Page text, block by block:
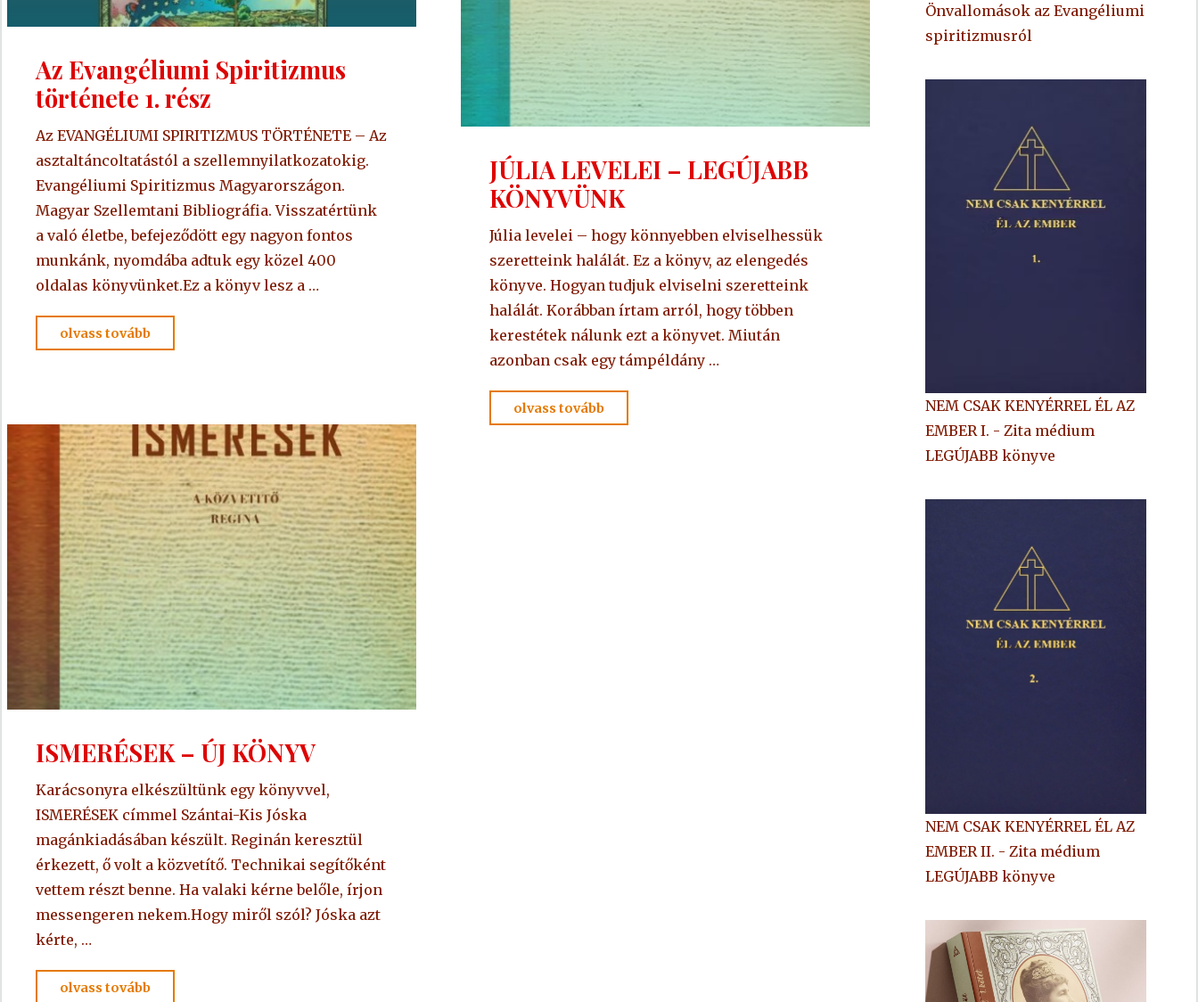
Az Evangéliumi Spiritizmus
története 1. rész
Az EVANGÉLIUMI SPIRITIZMUS TÖRTÉNETE – Az
asztaltáncoltatástól a szellemnyilatkozatokig.
Evangéliumi Spiritizmus Magyarországon.
Magyar Szellemtani Bibliográfia. Visszatértünk
a való életbe, befejeződött egy nagyon fontos
munkánk, nyomdába adtuk egy közel 400
oldalas könyvünket.Ez a könyv lesz a …
olvass tovább
1.
rész"
JÚLIA LEVELEI – LEGÚJABB
KÖNYVÜNK
Júlia levelei – hogy könnyebben elviselhessük
szeretteink halálát. Ez a könyv, az elengedés
könyve. Hogyan tudjuk elviselni szeretteink
halálát. Korábban írtam arról, hogy többen
kerestétek nálunk ezt a könyvet. Miután
azonban csak egy támpéldány …
olvass tovább
ISMERÉSEK – ÚJ KÖNYV
Karácsonyra elkészültünk egy könyvvel,
ISMERÉSEK címmel Szántai-Kis Jóska
magánkiadásában készült. Reginán keresztül
érkezett, ő volt a közvetítő. Technikai segítőként
vettem részt benne. Ha valaki kérne belőle, írjon
messengeren nekem.Hogy miről szól? Jóska azt
kérte, …
olvass tovább
Önvallomások az Evangéliumi
spiritizmusról
NEM CSAK KENYÉRREL ÉL AZ
EMBER I. - Zita médium
LEGÚJABB könyve
NEM CSAK KENYÉRREL ÉL AZ
EMBER II. - Zita médium
LEGÚJABB könyve